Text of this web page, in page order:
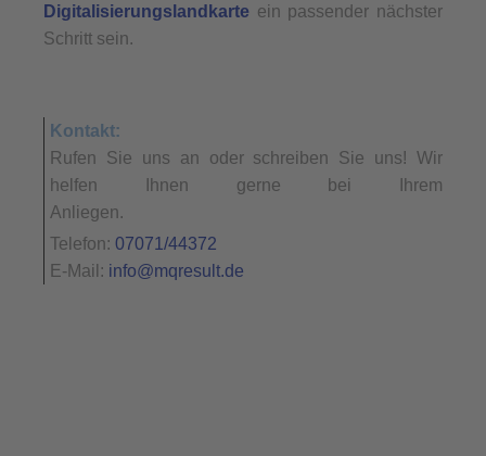
Digitalisierungslandkarte ein passender nächster
Schritt sein.
Kontakt:
Rufen Sie uns an oder schreiben Sie uns! Wir
helfen Ihnen gerne bei Ihrem
Anliegen.
Telefon: 07071/44372
E-Mail: info@mqresult.de